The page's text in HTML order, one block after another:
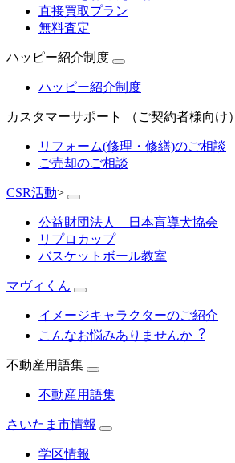
直接買取プラン
無料査定
ハッピー紹介制度
ハッピー紹介制度
カスタマーサポート （ご契約者様向け）
リフォーム(修理・修繕)のご相談
ご売却のご相談
CSR活動>
公益財団法人 日本盲導犬協会
リプロカップ
バスケットボール教室
マヴィくん
イメージキャラクターのご紹介
こんなお悩みありませんか︖
不動産用語集
不動産用語集
さいたま市情報
学区情報